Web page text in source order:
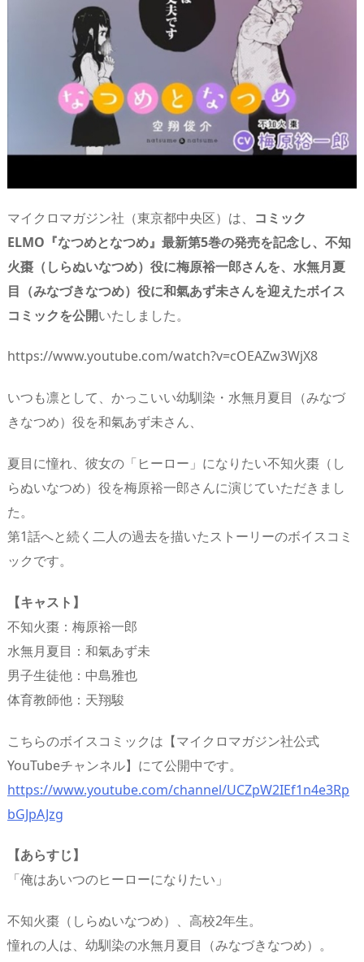
マイクロマガジン社（東京都中央区）は、 コミック
ELMO『なつめとなつめ』最新第5巻の発売を記念し、不知
火棗（しらぬいなつめ）役に梅原裕一郎さんを、水無月夏
目（みなづきなつめ）役に和氣あず未さんを迎えたボイス
コミックを公開いたしました。
https://www.youtube.com/watch?v=cOEAZw3WjX8
いつも凛として、かっこいい幼馴染・水無月夏目（みなづ
きなつめ）役を和氣あず未さん、
夏目に憧れ、彼女の「ヒーロー」になりたい不知火棗（し
らぬいなつめ）役を梅原裕一郎さんに演じていただきまし
た。
第1話へと続く二人の過去を描いたストーリーのボイスコミ
ックです。
【キャスト】
不知火棗：梅原裕一郎
水無月夏目：和氣あず未
男子生徒他：中島雅也
体育教師他：天翔駿
こちらのボイスコミックは【マイクロマガジン社公式
YouTubeチャンネル】にて公開中です。
https://www.youtube.com/channel/UCZpW2IEf1n4e3Rp
bGJpAJzg
【あらすじ】
「俺はあいつのヒーローになりたい」
不知火棗（しらぬいなつめ）、高校2年生。
憧れの人は、幼馴染の水無月夏目（みなづきなつめ）。